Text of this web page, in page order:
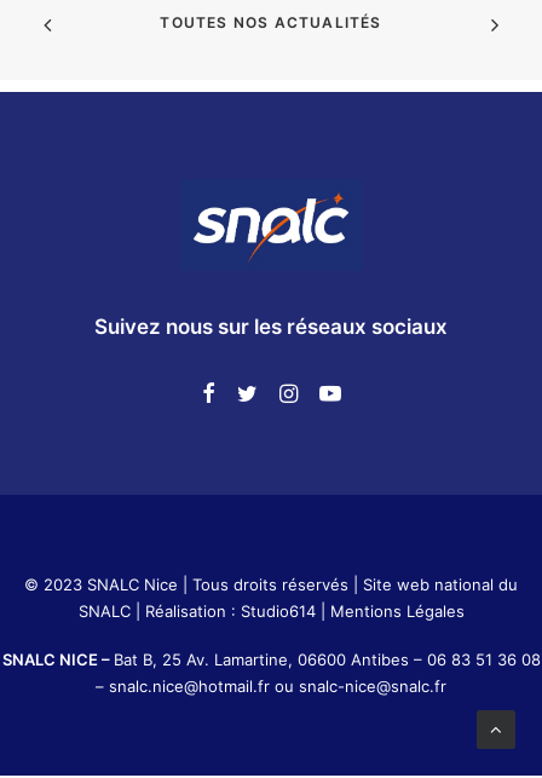
TOUTES NOS ACTUALITÉS
Suivez nous sur les réseaux sociaux
© 2023 SNALC Nice | Tous droits réservés | Site web national du
SNALC| Réalisation : Studio614| Mentions Légales
SNALC NICE – Bat B, 25 Av. Lamartine, 06600 Antibes – 06 83 51 36 08
– snalc.nice@hotmail.fr ou snalc-nice@snalc.fr